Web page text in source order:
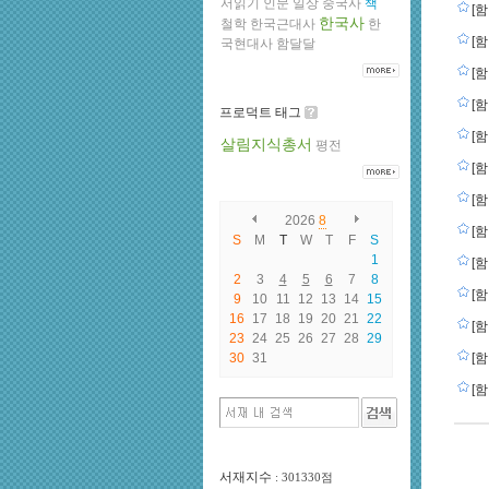
[
[
[
[
[
[
[
[
[
[
[
[
[
철학 한국근대사 한국사 한
국현대사 함달달
프로덕트 태그
살림지식총서 평전
2026 8
S
M T W T F
S
1
2
3 4 5 6 7
8
9
10 11 12 13 14 15
16
17 18 19 20 21
22
23 24 25 26 27 28 29
30 31
서재지수 : 301330점